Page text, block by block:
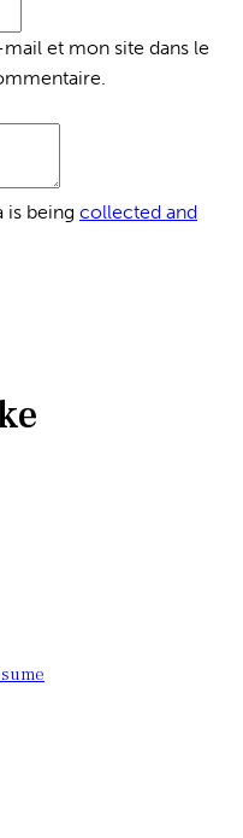
et mon site dans le
is being collected and